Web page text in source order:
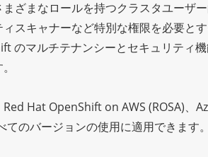
ざまなロールを持つクラスタユーザ
スキャナーなど特別な権限を必要と
のマルチテナンシーとセキュリティ
Red Hat OpenShift on AWS (ROSA)
のバージョンの使用に適用できます。